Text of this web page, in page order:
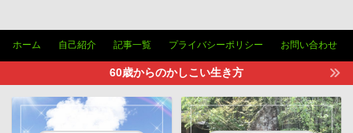
ホーム 自己紹介 記事一覧 プライバシーポリシー お問い合わせ
60歳からのかしこい生き方